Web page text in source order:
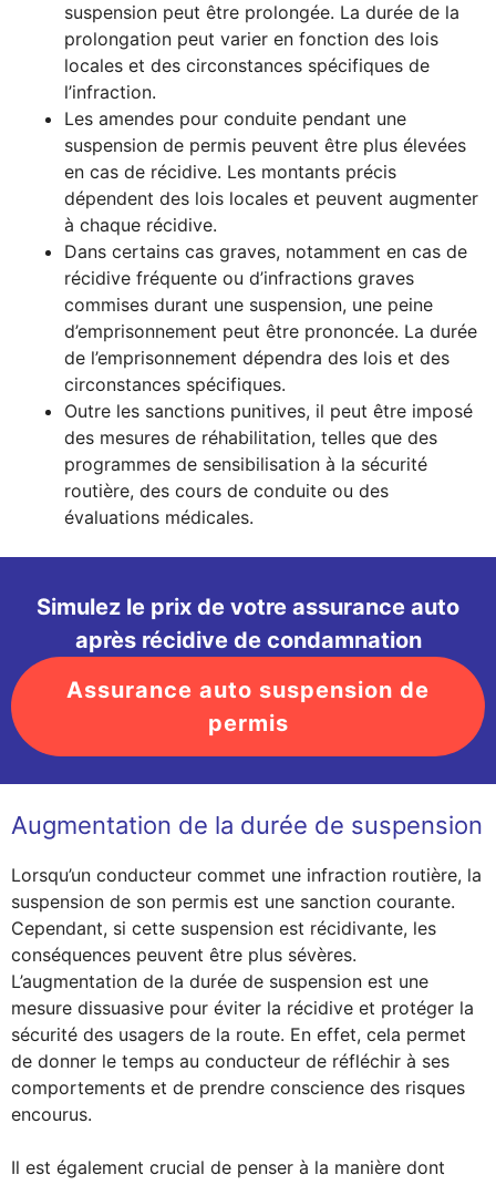
suspension peut être prolongée. La durée de la
prolongation peut varier en fonction des lois
locales et des circonstances spécifiques de
l’infraction.
Les amendes pour conduite pendant une
suspension de permis peuvent être plus élevées
en cas de récidive. Les montants précis
dépendent des lois locales et peuvent augmenter
à chaque récidive.
Dans certains cas graves, notamment en cas de
récidive fréquente ou d’infractions graves
commises durant une suspension, une peine
d’emprisonnement peut être prononcée. La durée
de l’emprisonnement dépendra des lois et des
circonstances spécifiques.
Outre les sanctions punitives, il peut être imposé
des mesures de réhabilitation, telles que des
programmes de sensibilisation à la sécurité
routière, des cours de conduite ou des
évaluations médicales.
Simulez le prix de votre assurance auto
après récidive de condamnation
Assurance auto suspension de
permis
Augmentation de la durée de suspension
Lorsqu’un conducteur commet une infraction routière, la
suspension de son permis est une sanction courante.
Cependant, si cette suspension est récidivante, les
conséquences peuvent être plus sévères.
L’augmentation de la durée de suspension est une
mesure dissuasive pour éviter la récidive et protéger la
sécurité des usagers de la route. En effet, cela permet
de donner le temps au conducteur de réfléchir à ses
comportements et de prendre conscience des risques
encourus.
Il est également crucial de penser à la manière dont